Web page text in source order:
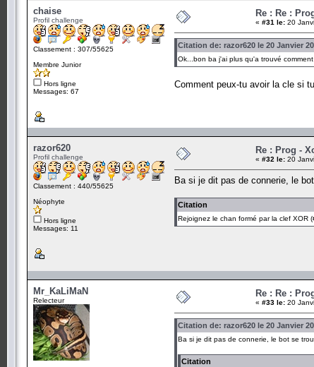
chaise
Profil challenge
Classement : 307/55625
Membre Junior
Hors ligne
Messages: 67
Re : Re :
« #31 le: 20
Citation de: razor620 le 20 Janvier
Ok...bon ba j'ai plus qu'a trouvé
Comment peux-tu avoir la cle si
razor620
Profil challenge
Classement : 440/55625
Néophyte
Hors ligne
Messages: 11
Re : Prog -
« #32 le: 20
Ba si je dit pas de connerie, le
Citation
Rejoignez le chan formé par la clef XOR
Mr_KaLiMaN
Relecteur
Re : Re :
« #33 le: 20
Citation de: razor620 le 20 Janvier
Ba si je dit pas de connerie, le bot se
Citation